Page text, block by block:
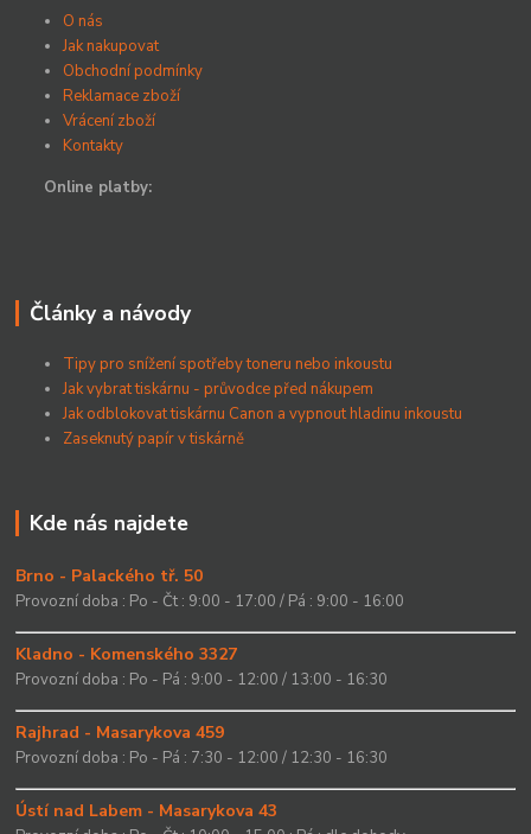
O nás
Jak nakupovat
Obchodní podmínky
Reklamace zboží
Vrácení zboží
Kontakty
Online platby:
Články a návody
Tipy pro snížení spotřeby toneru nebo inkoustu
Jak vybrat tiskárnu - průvodce před nákupem
Jak odblokovat tiskárnu Canon a vypnout hladinu inkoustu
Zaseknutý papír v tiskárně
Kde nás najdete
Brno - Palackého tř. 50
Provozní doba : Po - Čt : 9:00 - 17:00 / Pá : 9:00 - 16:00
Kladno - Komenského 3327
Provozní doba : Po - Pá : 9:00 - 12:00 / 13:00 - 16:30
Rajhrad - Masarykova 459
Provozní doba : Po - Pá : 7:30 - 12:00 / 12:30 - 16:30
Ústí nad Labem - Masarykova 43